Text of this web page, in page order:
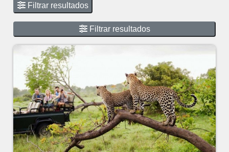
Filtrar resultados
Filtrar resultados